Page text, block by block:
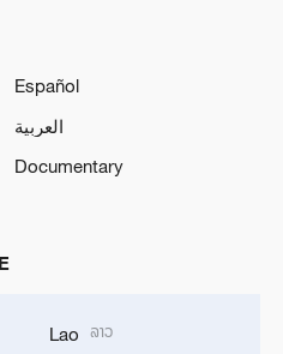
Español
العربية
Documentary
Lao ລາວ